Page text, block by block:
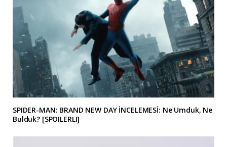
SPIDER-MAN: BRAND NEW DAY İNCELEMESİ: Ne Umduk, Ne
Bulduk? [SPOILERLI]